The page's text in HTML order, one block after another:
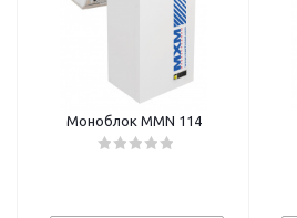
Моноблок MMN 114